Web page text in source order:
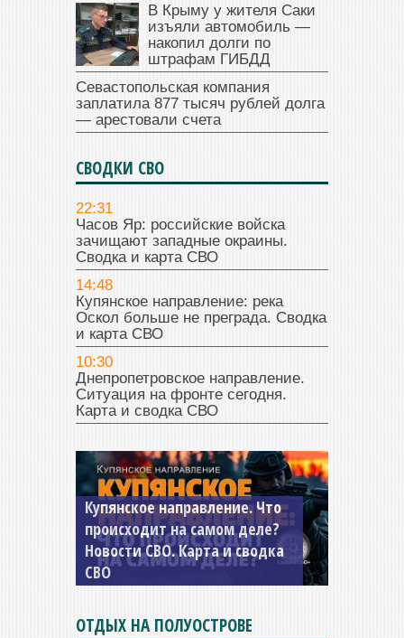
В Крыму у жителя Саки
изъяли автомобиль —
накопил долги по
штрафам ГИБДД
Севастопольская компания
заплатила 877 тысяч рублей долга
— арестовали счета
СВОДКИ СВО
22:31
Часов Яр: российские войска
зачищают западные окраины.
Сводка и карта СВО
14:48
Купянское направление: река
Оскол больше не преграда. Сводка
и карта СВО
10:30
Днепропетровское направление.
Ситуация на фронте сегодня.
Карта и сводка СВО
Купянское направление. Что
происходит на самом деле?
Новости СВО. Карта и сводка
СВО
ОТДЫХ НА ПОЛУОСТРОВЕ